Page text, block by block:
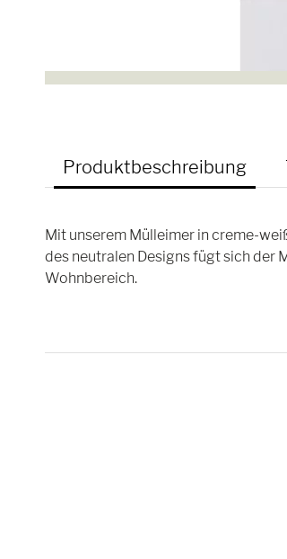
Produktbeschreibung
Mit unserem Mülleimer in creme-
des neutralen Designs fügt sich der
Wohnbereich.